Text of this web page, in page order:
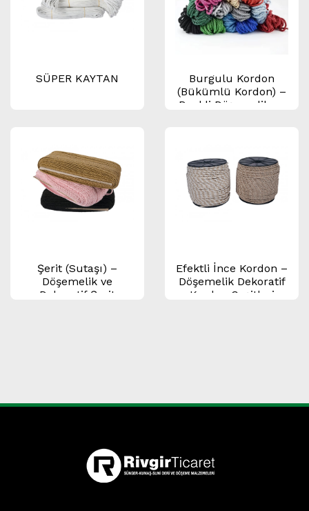
SÜPER KAYTAN
Burgulu Kordon
(Bükümlü Kordon) –
Renkli Döşemelik ve
Şerit (Sutaşı) –
Döşemelik ve
Dekoratif Şerit
Efektli İnce Kordon –
Döşemelik Dekoratif
Kordon Çeşitleri